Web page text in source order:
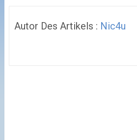
Autor Des Artikels : Nic4u